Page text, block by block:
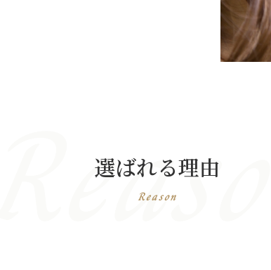
選ばれる理由
Reason
Reason